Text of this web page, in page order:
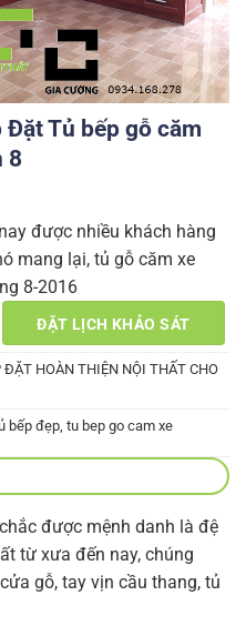
Đặt Tủ bếp gỗ căm
8
được nhiều khách hàng
mang lại, tủ gỗ căm xe
8-2016
ĐẶT LỊCH KHẢO SÁT
ĐẶT HOÀN THIỆN NỘI THẤT CHO
bếp đẹp tu bep go cam xe
được mệnh danh là đệ
từ xưa đến nay, chúng
gỗ, tay vịn cầu thang, tủ